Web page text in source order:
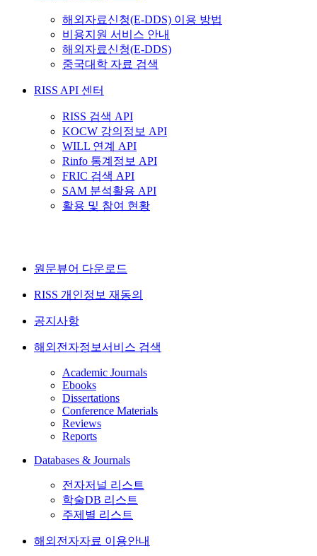
해외자료신청(E-DDS) 이용 방법
비용지원 서비스 안내
해외자료신청(E-DDS)
중국대학 자료 검색
RISS API 센터
RISS 검색 API
KOCW 강의정보 API
WILL 연계 API
Rinfo 통계정보 API
FRIC 검색 API
SAM 분석활용 API
활용 및 참여 현황
원문뷰어 다운로드
RISS 개인정보 재동의
공지사항
해외전자정보서비스 검색
Academic Journals
Ebooks
Dissertations
Conference Materials
Reviews
Reports
Databases & Journals
전자저널 리스트
학술DB 리스트
주제별 리스트
해외전자자료 이용안내